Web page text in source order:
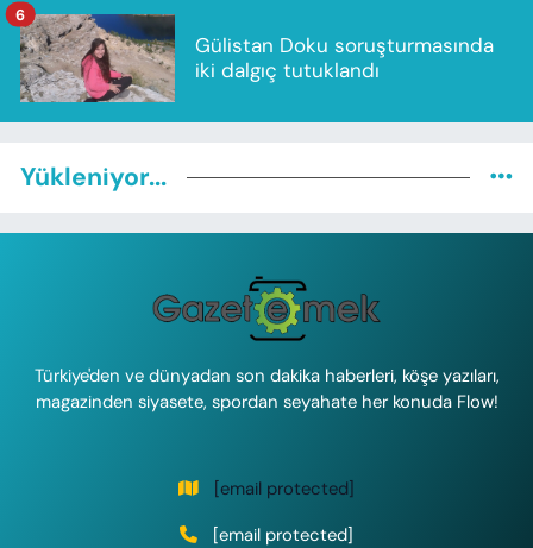
Gülistan Doku soruşturmasında
iki dalgıç tutuklandı
6
Yükleniyor...
Türkiye'den ve dünyadan son dakika haberleri, köşe yazıları,
magazinden siyasete, spordan seyahate her konuda Flow!
[email protected]
[email protected]